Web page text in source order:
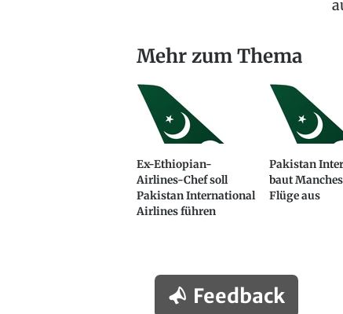
Mehr zum Thema
Ex-Ethiopian-
Airlines-Chef soll
Pakistan International
Airlines führen
Pakistan
baut
Flüge aus
Feedback